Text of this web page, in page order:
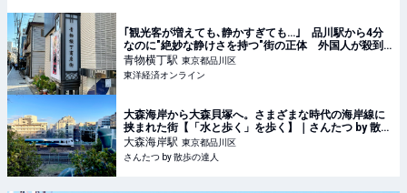
｢観光客が増えても､静かすぎても…｣ 品川駅から4分
なのに"絶妙な静けさを持つ"街の正体 外国人が殺到､
密かに人気を集める理由
青物横丁駅 東京都品川区
東洋経済オンライン
大森海岸から大森貝塚へ。さまざまな時代の海岸線に
挟まれた街【「水と歩く」を歩く】｜さんたつ by 散歩
の達人
大森海岸駅 東京都品川区
さんたつ by 散歩の達人